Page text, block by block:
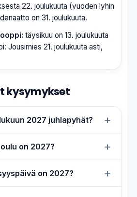
22. joulukuuta (vuoden lyhin
on 31. joulukuuta.
täysikuu on 13. joulukuuta
Jousimies 21. joulukuuta asti,
kysymykset
2027 juhlapyhät?
on 2027?
on 2027?